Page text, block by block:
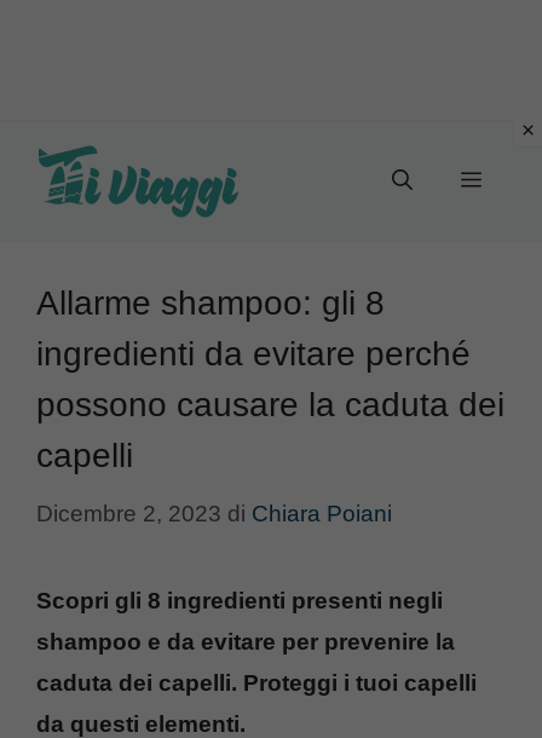
Menu
Allarme shampoo: gli 8
ingredienti da evitare perché
possono causare la caduta dei
capelli
Dicembre 2, 2023 di Chiara Poiani
Scopri gli 8 ingredienti presenti negli
shampoo e da evitare per prevenire la
caduta dei capelli. Proteggi i tuoi capelli
da questi elementi.